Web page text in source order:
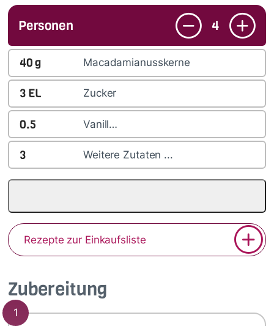
Zubereitung
1
Personen 4
40g Macadamianusskerne
3 EL Zucker
0.5 Vanill…
3 Weitere Zutaten ...
Rezepte zur Einkaufsliste